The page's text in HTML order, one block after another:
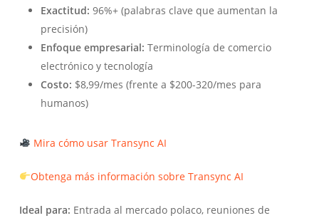
Exactitud: 96%+ (palabras clave que aumentan la
precisión)
Enfoque empresarial: Terminología de comercio
electrónico y tecnología
Costo: $8,99/mes (frente a $200-320/mes para
humanos)
Mira cómo usar Transync AI
Obtenga más información sobre Transync AI
Ideal para: Entrada al mercado polaco, reuniones de